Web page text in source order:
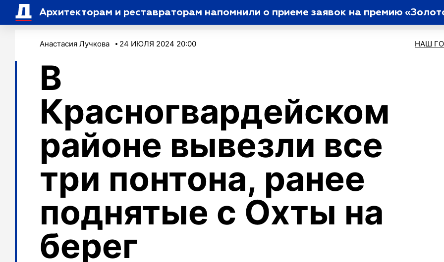
Архитекторам и реставраторам напомнили о приеме заявок на премию
Анастасия Лучкова 24 ИЮЛЯ 2024 20:00 НАШ
В
Красногвардейском
районе вывезли все
три понтона, ранее
поднятые с Охты на
берег